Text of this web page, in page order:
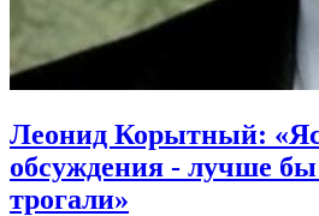
Леонид Корытный:
обсуждения - лучше
трогали»